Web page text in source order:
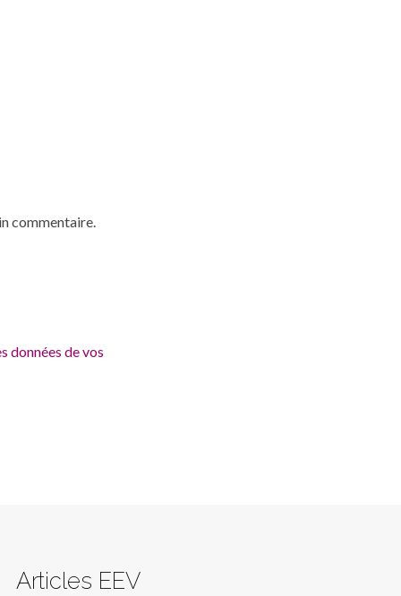
commentaire.
données de vos
Articles EEV